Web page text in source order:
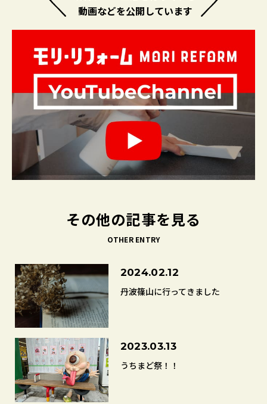
動画などを公開しています
その他の記事を見る
OTHER ENTRY
2024.02.12
丹波篠山に行ってきました
2023.03.13
うちまど祭！！